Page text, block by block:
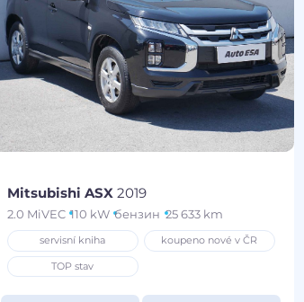
Mitsubishi ASX 2019
2.0 MiVEC 110 kW бензин 25 633 km
servisní kniha koupeno nové v ČR
TOP stav